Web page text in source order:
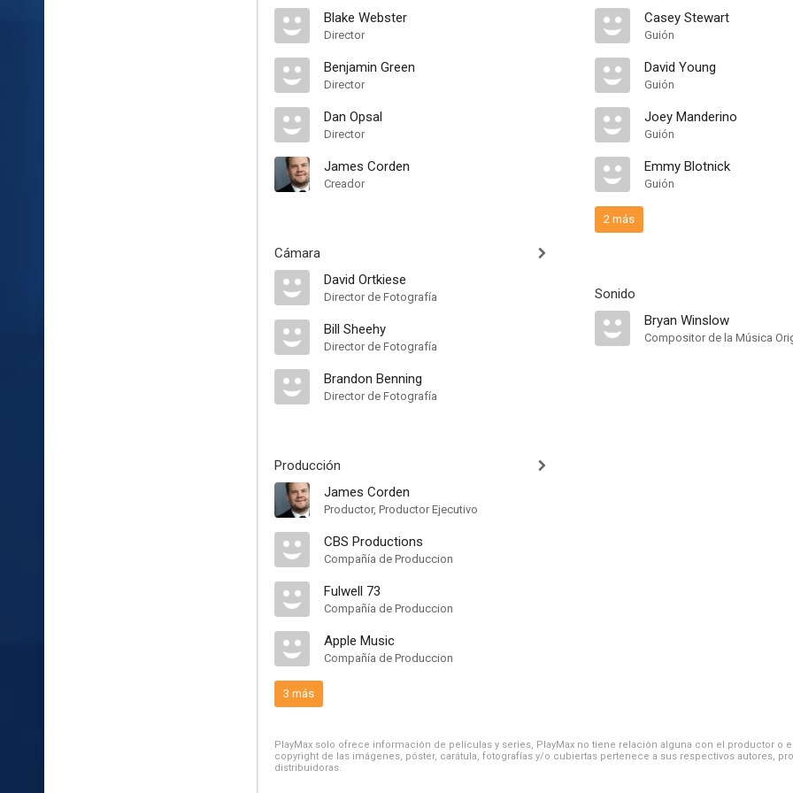
Blake Webster
Director
Benjamin Green
Director
Dan Opsal
Director
James Corden
Creador
Cámara
David Ortkiese
Director de Fotografía
Bill Sheehy
Director de Fotografía
Brandon Benning
Director de Fotografía
Producción
James Corden
Productor, Productor Ejecutivo
CBS Productions
Compañía de Produccion
Fulwell 73
Compañía de Produccion
Apple Music
Compañía de Produccion
3 más
Casey Stewart
Guión
David Young
Guión
Joey Manderino
Guión
Emmy Blotnick
Guión
2 más
Sonido
Bryan Winslow
Compositor de la Música
PlayMax solo ofrece información de películas y series, PlayMax no tiene relación alguna con el productor o
copyright de las imágenes, póster, carátula, fotografías y/o cubiertas pertenece a sus respectivos autores,
distribuidoras.